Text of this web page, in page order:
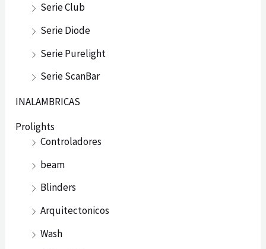
Serie Club
Serie Diode
Serie Purelight
Serie ScanBar
INALAMBRICAS
Prolights
Controladores
beam
Blinders
Arquitectonicos
Wash